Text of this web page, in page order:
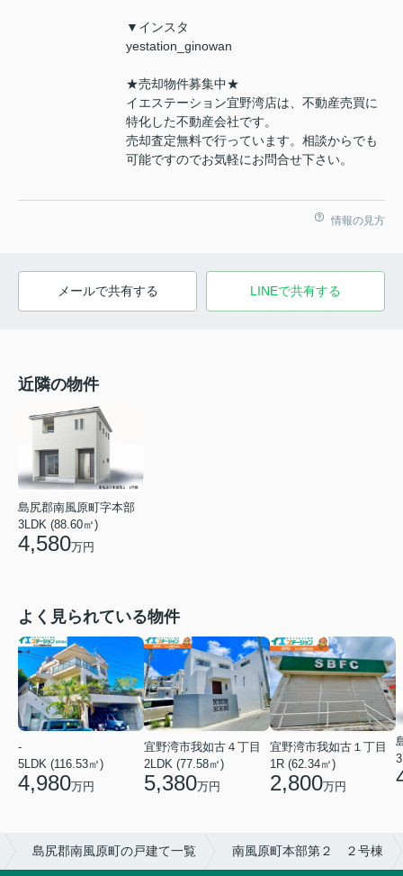
▼インスタ
yestation_ginowan
★売却物件募集中★
イエステーション宜野湾店は、不動産売買に
特化した不動産会社です。
売却査定無料で行っています。相談からでも
可能ですのでお気軽にお問合せ下さい。
情報の見方
メールで共有する LINEで共有する
近隣の物件
島尻郡南風原町字本部
3LDK (88.60㎡)
4,580万円
よく見られている物件
-
5LDK (116.53㎡)
4,980万円
宜野湾市我如古４丁目
2LDK (77.58㎡)
5,380万円
宜野湾市我如古１丁目
1R (62.34㎡)
2,800万円
島尻郡南風原町の戸建て一覧 南風原町本部第２ ２号棟